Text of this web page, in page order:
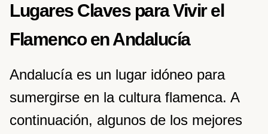
Lugares Claves para Vivir el
Flamenco en Andalucía
Andalucía es un lugar idóneo para
sumergirse en la cultura flamenca. A
continuación, algunos de los mejores